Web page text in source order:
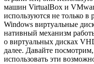
машин VirtualBox и
используются не только
Windows виртуальные
нативный механизм
о виртуальных дисках
далее. Давайте
использовать эти